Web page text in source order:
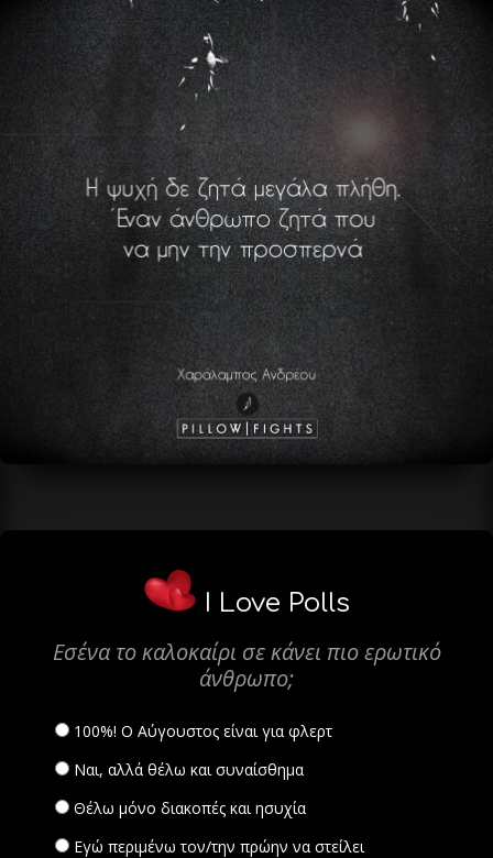
I Love Polls
Εσένα το καλοκαίρι σε κάνει πιο ερωτικό
άνθρωπο;
100%! Ο Αύγουστος είναι για φλερτ
Ναι, αλλά θέλω και συναίσθημα
Θέλω μόνο διακοπές και ησυχία
Εγώ περιμένω τον/την πρώην να στείλει